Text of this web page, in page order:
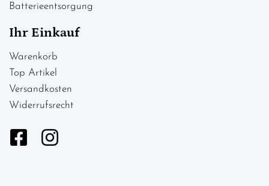
Batterieentsorgung
Ihr Einkauf
Warenkorb
Top Artikel
Versandkosten
Widerrufsrecht